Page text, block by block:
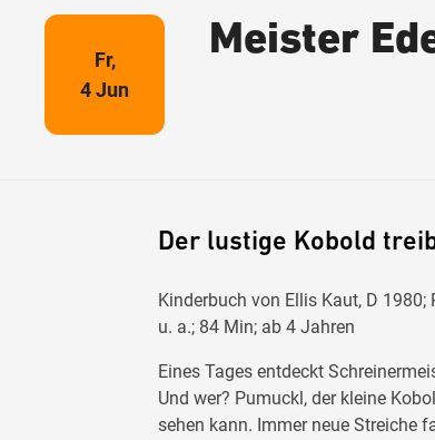
Fr,
4 Jun
Meister
Der lustige Kobold
Kinderbuch von Ellis Kaut, D
u. a.; 84 Min; ab 4 Jahren
Eines Tages entdeckt
Und wer? Pumuckl, der kleine
sehen kann. Immer neue Streiche